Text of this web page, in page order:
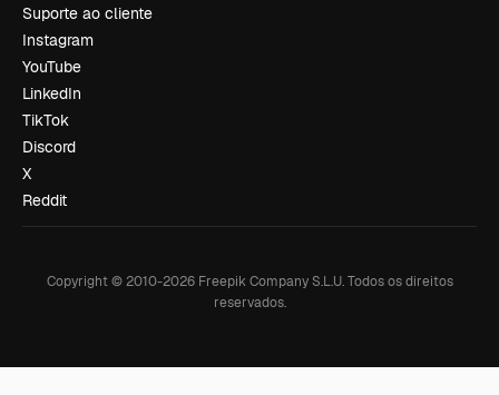
Suporte ao cliente
Instagram
YouTube
LinkedIn
TikTok
Discord
X
Reddit
Copyright © 2010-2026Freepik Company S.L.U. Todos os direitos
reservados.